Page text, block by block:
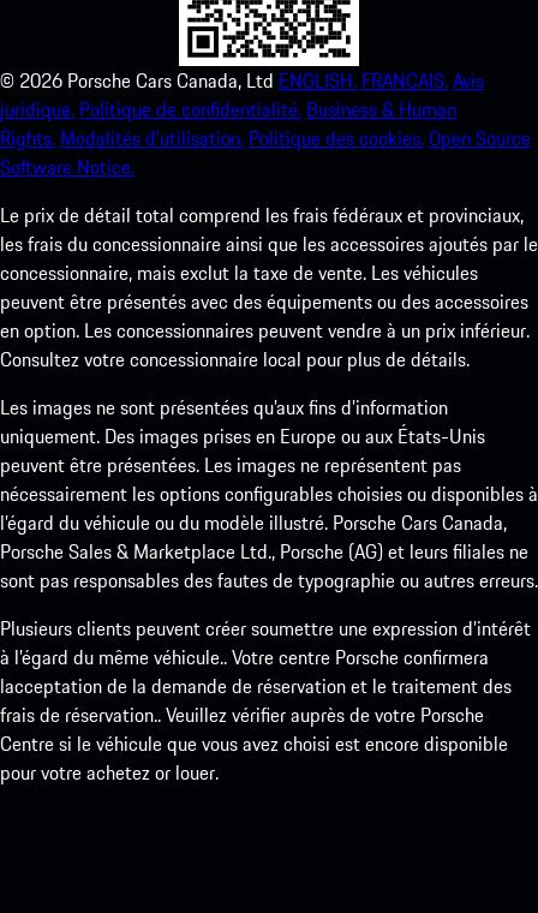
© 2026 Porsche Cars Canada, Ltd ENGLISH. FRANCAIS.Avis
juridique. Politique de confidentialité. Business & Human
Rights. Modalités d’utilisation. Politique des cookies.Open Source
Software Notice.
Le prix de détail total comprend les frais fédéraux et provinciaux,
les frais du concessionnaire ainsi que les accessoires ajoutés par le
concessionnaire, mais exclut la taxe de vente. Les véhicules
peuvent être présentés avec des équipements ou des accessoires
en option. Les concessionnaires peuvent vendre à un prix inférieur.
Consultez votre concessionnaire local pour plus de détails.
Les images ne sont présentées qu’aux fins d’information
uniquement. Des images prises en Europe ou aux États-Unis
peuvent être présentées. Les images ne représentent pas
nécessairement les options configurables choisies ou disponibles à
l’égard du véhicule ou du modèle illustré. Porsche Cars Canada,
Porsche Sales & Marketplace Ltd., Porsche (AG) et leurs filiales ne
sont pas responsables des fautes de typographie ou autres erreurs.
Plusieurs clients peuvent créer soumettre une expression d’intérêt
à l’égard du même véhicule.. Votre centre Porsche confirmera
lacceptation de la demande de réservation et le traitement des
frais de réservation.. Veuillez vérifier auprès de votre Porsche
Centre si le véhicule que vous avez choisi est encore disponible
pour votre achetez or louer.